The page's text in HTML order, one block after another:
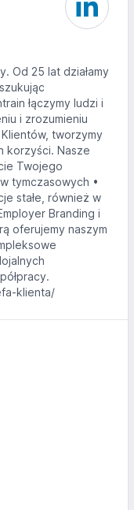
Od 25 lat działamy
łączymy ludzi i
i zrozumieniu
tworzymy
korzyści. Nasze
Twojego
tymczasowych •
stałe, również w
Branding i
oferujemy naszym
klienta/